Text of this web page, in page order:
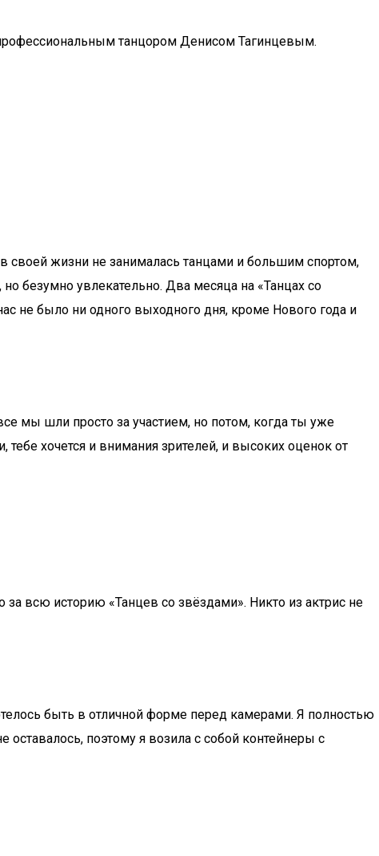
танцором Денисом Тагинцевым.
своей жизни не занималась танцами и большим спортом,
безумно увлекательно. Два месяца на «Танцах со
не было ни одного выходного дня, кроме Нового года и
мы шли просто за участием, но потом, когда ты уже
хочется и внимания зрителей, и высоких оценок от
за всю историю «Танцев со звёздами». Никто из актрис не
быть в отличной форме перед камерами. Я полностью
поэтому я возила с собой контейнеры с